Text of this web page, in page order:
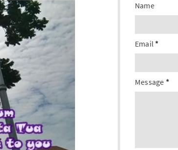
Name
Email *
Message *